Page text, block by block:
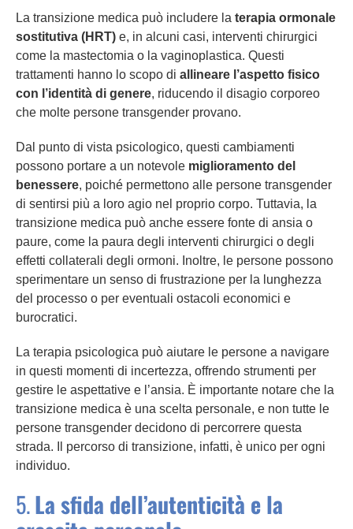
La transizione medica può includere la terapia ormonale
sostitutiva (HRT) e, in alcuni casi, interventi chirurgici
come la mastectomia o la vaginoplastica. Questi
trattamenti hanno lo scopo di allineare l’aspetto fisico
con l’identità di genere, riducendo il disagio corporeo
che molte persone transgender provano.
Dal punto di vista psicologico, questi cambiamenti
possono portare a un notevole miglioramento del
benessere, poiché permettono alle persone transgender
di sentirsi più a loro agio nel proprio corpo. Tuttavia, la
transizione medica può anche essere fonte di ansia o
paure, come la paura degli interventi chirurgici o degli
effetti collaterali degli ormoni. Inoltre, le persone possono
sperimentare un senso di frustrazione per la lunghezza
del processo o per eventuali ostacoli economici e
burocratici.
La terapia psicologica può aiutare le persone a navigare
in questi momenti di incertezza, offrendo strumenti per
gestire le aspettative e l’ansia. È importante notare che la
transizione medica è una scelta personale, e non tutte le
persone transgender decidono di percorrere questa
strada. Il percorso di transizione, infatti, è unico per ogni
individuo.
5.La sfida dell’autenticità e la